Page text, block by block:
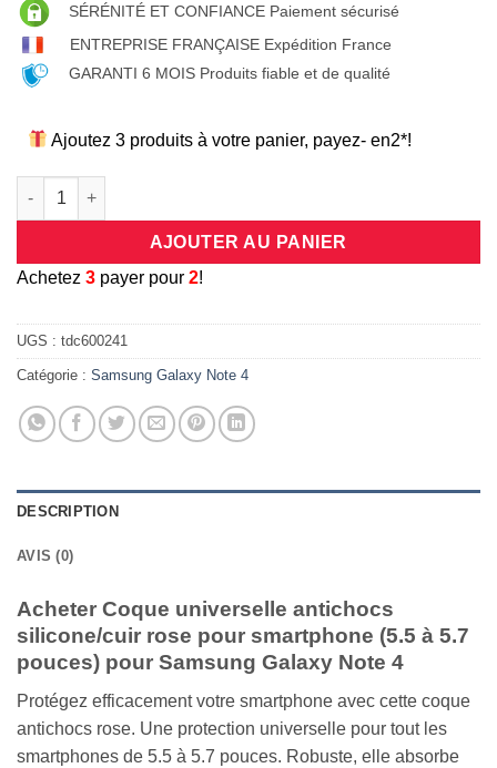
SÉRÉNITÉ ET CONFIANCE Paiement sécurisé
ENTREPRISE FRANÇAISE Expédition France
GARANTI 6 MOIS Produits fiable et de qualité
Ajoutez 3 produits à votre panier, payez- en2*!
quantité de Coque universelle antichocs silicone/cuir rose
AJOUTER AU PANIER
Achetez 3 payer pour 2!
UGS : tdc600241
Catégorie : Samsung Galaxy Note 4
DESCRIPTION
AVIS (0)
Acheter Coque universelle antichocs
silicone/cuir rose pour smartphone (5.5 à 5.7
pouces) pour Samsung Galaxy Note 4
Protégez efficacement votre smartphone avec cette coque
antichocs rose. Une protection universelle pour tout les
smartphones de 5.5 à 5.7 pouces. Robuste, elle absorbe